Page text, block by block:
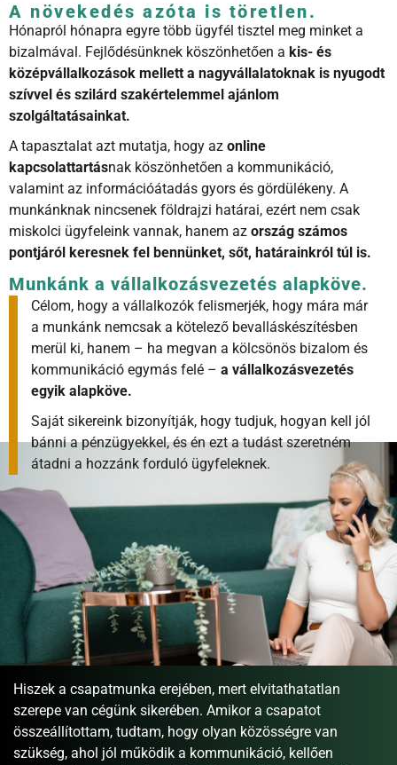
A növekedés azóta is töretlen.
Hónapról hónapra egyre több ügyfél tisztel meg minket a
bizalmával. Fejlődésünknek köszönhetően a kis- és
középvállalkozások mellett a nagyvállalatoknak is nyugodt
szívvel és szilárd szakértelemmel ajánlom
szolgáltatásainkat.
A tapasztalat azt mutatja, hogy az online
kapcsolattartásnak köszönhetően a kommunikáció,
valamint az információátadás gyors és gördülékeny. A
munkánknak nincsenek földrajzi határai, ezért nem csak
miskolci ügyfeleink vannak, hanem az ország számos
pontjáról keresnek fel bennünket, sőt, határainkról túl is.
Munkánk a vállalkozásvezetés alapköve.
Célom, hogy a vállalkozók felismerjék, hogy mára már
a munkánk nemcsak a kötelező bevalláskészítésben
merül ki, hanem – ha megvan a kölcsönös bizalom és
kommunikáció egymás felé – a vállalkozásvezetés
egyik alapköve.
Saját sikereink bizonyítják, hogy tudjuk, hogyan kell jól
bánni a pénzügyekkel, és én ezt a tudást szeretném
átadni a hozzánk forduló ügyfeleknek.
Hiszek a csapatmunka erejében, mert elvitathatatlan
szerepe van cégünk sikerében. Amikor a csapatot
összeállítottam, tudtam, hogy olyan közösségre van
szükség, ahol jól működik a kommunikáció, kellően